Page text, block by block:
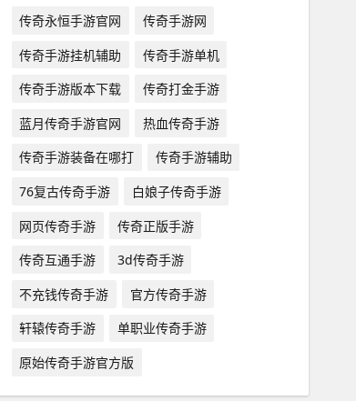
传奇永恒手游官网
传奇手游网
传奇手游挂机辅助
传奇手游单机
传奇手游版本下载
传奇打金手游
蓝月传奇手游官网
热血传奇手游
传奇手游装备在哪打
传奇手游辅助
76复古传奇手游
白娘子传奇手游
网页传奇手游
传奇正版手游
传奇互通手游
3d传奇手游
不充钱传奇手游
官方传奇手游
轩辕传奇手游
单职业传奇手游
原始传奇手游官方版